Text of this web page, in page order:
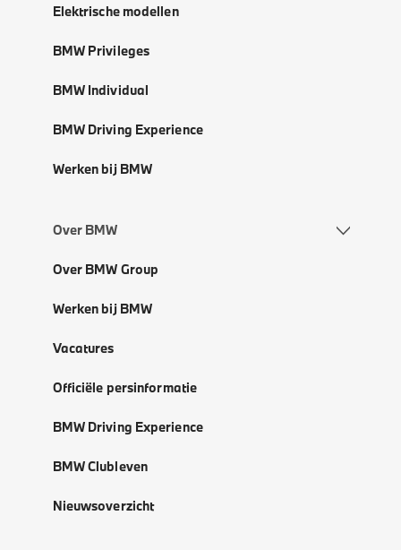
Elektrische modellen
BMW Privileges
BMW Individual
BMW Driving Experience
Werken bij BMW
Over BMW
Over BMW Group
Werken bij BMW
Vacatures
Officiële persinformatie
BMW Driving Experience
BMW Clubleven
Nieuwsoverzicht